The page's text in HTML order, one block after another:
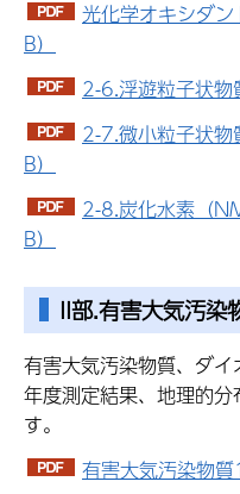
光化学オキシダ
B）
2-6.浮遊粒子状物
2-7.微小粒子状
B）
2-8.炭化水素（
B）
II部.有害大気汚染
有害大気汚染物質、ダ
年度測定結果、地理的
す。
有害大気汚染物